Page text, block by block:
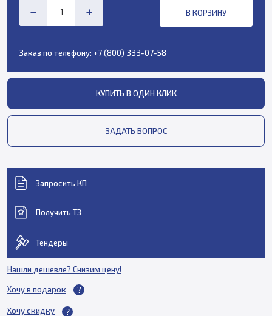
В КОРЗИНУ
Заказ по телефону: +7 (800) 333-07-58
КУПИТЬ В ОДИН КЛИК
ЗАДАТЬ ВОПРОС
Запросить КП
Получить ТЗ
Тендеры
Нашли дешевле? Снизим цену!
Хочу в подарок
Хочу скидку